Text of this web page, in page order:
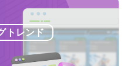
トレンド